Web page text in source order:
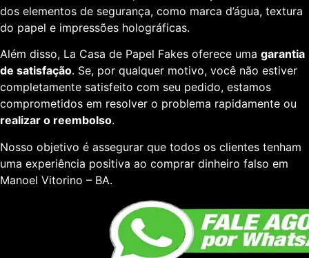
dos elementos de segurança, como marca d’água, textura
do papel e impressões holográficas.
Além disso, La Casa de Papel Fakes oferece uma garantia
de satisfação. Se, por qualquer motivo, você não estiver
completamente satisfeito com seu pedido, estamos
comprometidos em resolver o problema rapidamente ou
realizar o reembolso.
Nosso objetivo é assegurar que todos os clientes tenham
uma experiência positiva ao comprar dinheiro falso em
Manoel Vitorino – BA.